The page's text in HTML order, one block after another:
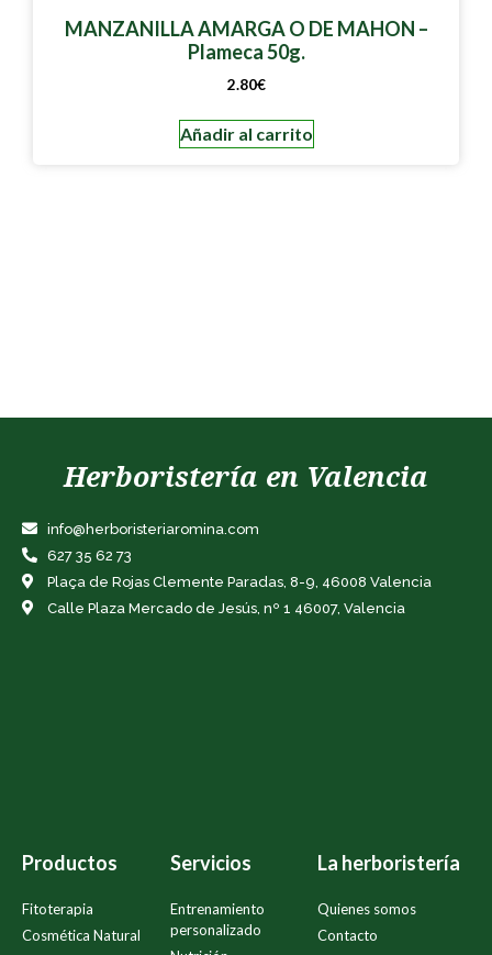
MANZANILLA AMARGA O DE MAHON –
Plameca 50g.
2.80€
Añadir al carrito
Herboristería en Valencia
info@herboristeriaromina.com
627 35 62 73
Plaça de Rojas Clemente Paradas, 8-9, 46008 Valencia
Calle Plaza Mercado de Jesús, nº 1 46007, Valencia
Productos
Fitoterapia
Cosmética Natural
Servicios
Entrenamiento
personalizado
La herboristería
Quienes somos
Contacto